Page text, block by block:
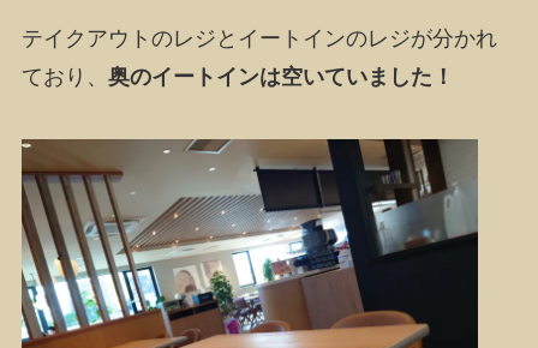
テイクアウトのレジとイートインのレジが分かれ
ており、 奥のイートインは空いていました！